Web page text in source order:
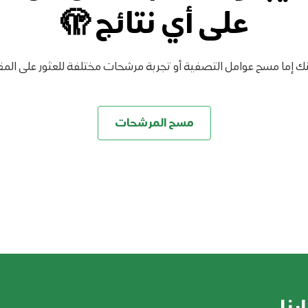
على أي نتائج 🫣
إما مسح عوامل التصفية أو تجربة مرشحات مختلفة للعثور على
مسح المرشحات